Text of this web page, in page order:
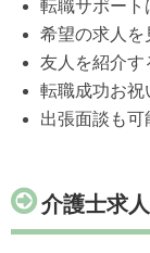
転職サポート
希望の求人を
友人を紹介す
転職成功お祝
出張面談も可
介護士求